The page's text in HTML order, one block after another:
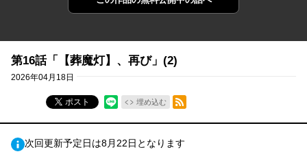
第16話「【葬魔灯】、再び」(2)
2026年04月18日
ポスト 埋め込む
RSSフィード
次回更新予定日は8月22日となります